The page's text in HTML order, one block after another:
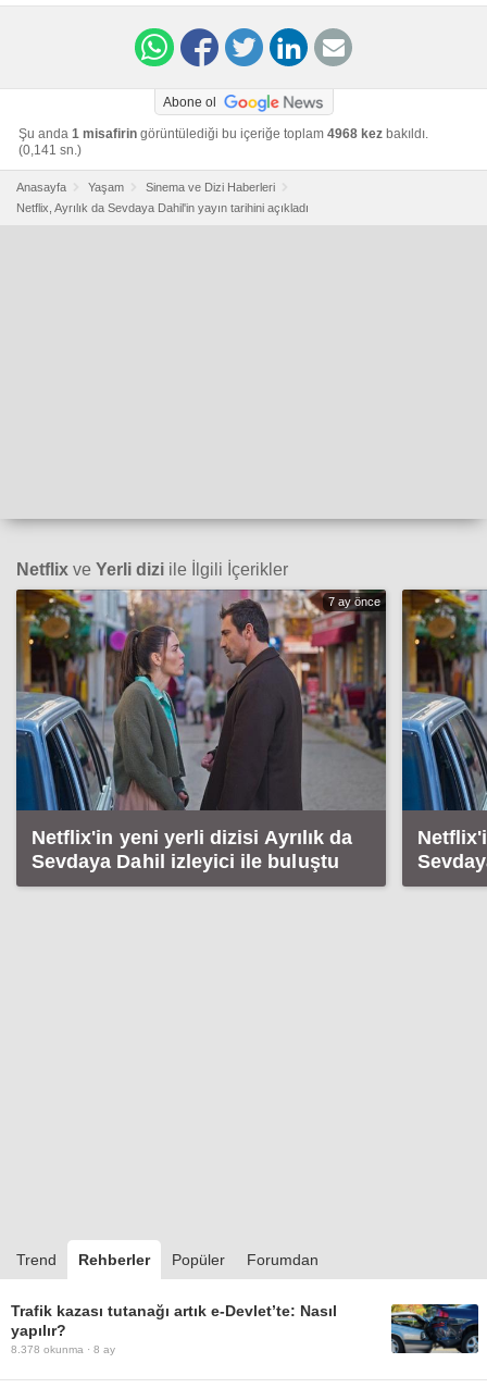
Abone ol
Şu anda 1 misafirin görüntülediği bu içeriğe toplam 4968 kez bakıldı.
(0,141 sn.)
Anasayfa Yaşam
Sinema ve Dizi Haberleri
Netflix, Ayrılık da Sevdaya Dahil'in yayın tarihini açıkladı
Netflix ve Yerli dizi ile İlgili İçerikler
7 ay önce
Netflix'in yeni yerli dizisi Ayrılık da
Sevdaya Dahil izleyici ile buluştu
Trend Rehberler Popüler Forumdan
Trafik kazası tutanağı artık e-Devlet’te: Nasıl
yapılır?
8.378 okunma · 8 ay